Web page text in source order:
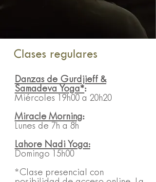
Clases regulares
Danzas de Gurdjieff &
Samadeva Yoga*:
Miércoles 19h00 a 20h20
Miracle Morning:
Lunes de 7h a 8h
Lahore Nadi Yoga:
Domingo 15h00
*Clase presencial con